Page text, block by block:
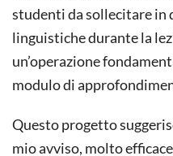
studenti da sollecitare in
linguistiche durante la
un’operazione
modulo di
Questo progetto
mio avviso, molto